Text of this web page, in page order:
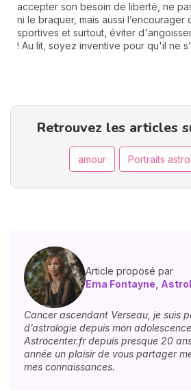
accepter son besoin de liberté, ne
ni le braquer, mais aussi l’encourager
sportives et surtout, éviter
! Au lit, soyez inventive pour qu'il ne
Retrouvez les articles
amour Portraits
Article proposé par
Ema Fontayne,
Cancer ascendant Verseau, je suis
d’astrologie depuis mon
Astrocenter.fr depuis presque 20
année un plaisir de vous partager
mes connaissances.